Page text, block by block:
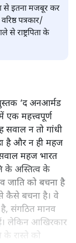
से इतना मजबूर कर
पत्रकार/
राष्ट्रपिता के
‘द अनआर्मड
एक महत्त्वपूर्ण
सवाल न तो गांधी
है और न ही महज
सवाल महज भारत
के अस्तित्व के
को बचना है
कैसे बचना है। वे
संगठित मानव
लेकिन आखिरकार
के रास्ते को